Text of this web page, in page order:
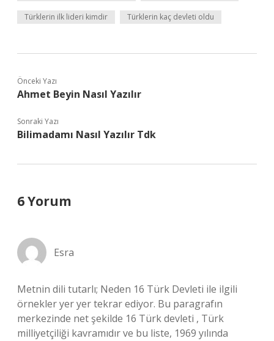
Türklerin ilk lideri kimdir Türklerin kaç devleti oldu
Önceki Yazı
Ahmet Beyin Nasıl Yazılır
Sonraki Yazı
Bilimadamı Nasıl Yazılır Tdk
6 Yorum
Esra
Metnin dili tutarlı; Neden 16 Türk Devleti ile ilgili
örnekler yer yer tekrar ediyor. Bu paragrafın
merkezinde net şekilde 16 Türk devleti , Türk
milliyetçiliği kavramıdır ve bu liste, 1969 yılında